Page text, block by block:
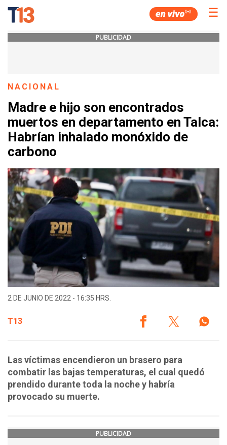
☰
PUBLICIDAD
NACIONAL
Madre e hijo son encontrados
muertos en departamento en Talca:
Habrían inhalado monóxido de
carbono
2 DE JUNIO DE 2022 - 16:35 HRS.
T13
Las víctimas encendieron un brasero para
combatir las bajas temperaturas, el cual quedó
prendido durante toda la noche y habría
provocado su muerte.
PUBLICIDAD